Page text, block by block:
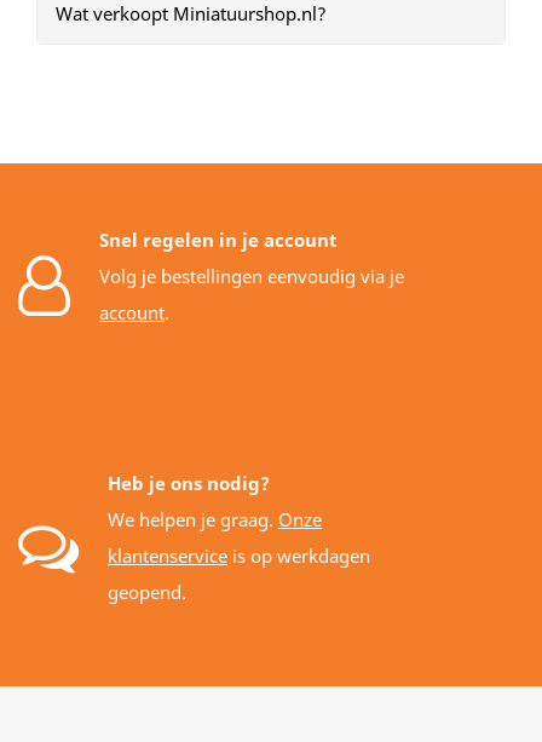
Wat verkoopt Miniatuurshop.nl?
Snel regelen in je account
Volg je bestellingen eenvoudig via je
account.
Heb je ons nodig?
We helpen je graag. Onze
klantenservice is op werkdagen
geopend.